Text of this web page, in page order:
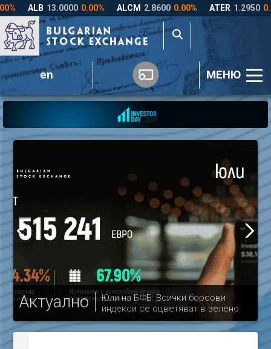
en МЕНЮ
Актуално
Юли на БФБ: Всички борсови
индекси се оцветяват в зелено